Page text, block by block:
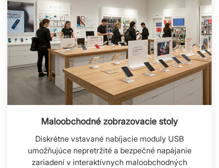
Maloobchodné zobrazovacie stoly
Diskrétne vstavané nabíjacie moduly USB
umožňujúce nepretržité a bezpečné napájanie
zariadení v interaktívnych maloobchodných